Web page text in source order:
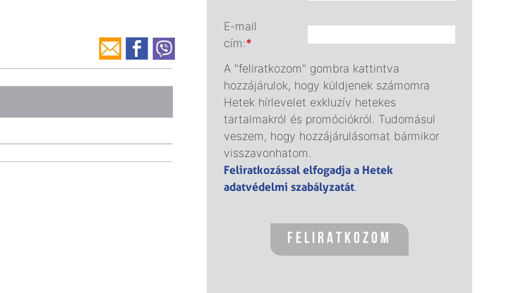
E-mail
cím:*
A "feliratkozom" gombra kattintva
hozzájárulok, hogy küldjenek számomra
Hetek hírlevelet exkluzív hetekes
tartalmakról és promóciókról. Tudomásul
veszem, hogy hozzájárulásomat bármikor
visszavonhatom.
Feliratkozással elfogadja a Hetek
adatvédelmi szabályzatát.